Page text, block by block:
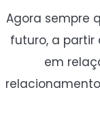
Agora sempre
futuro, a partir
em